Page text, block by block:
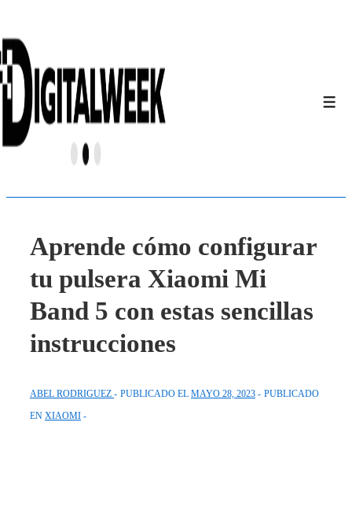
Saltar
al
contenido
principal
Aprende cómo configurar
tu pulsera Xiaomi Mi
Band 5 con estas sencillas
instrucciones
ABEL RODRIGUEZ PUBLICADO EL MAYO 28, 2023
PUBLICADO
EN XIAOMI